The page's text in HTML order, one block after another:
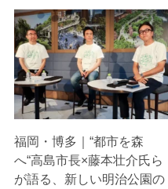
福岡・博多｜“都市を森
へ“高島市長×藤本壮介氏ら
が語る、新しい明治公園の